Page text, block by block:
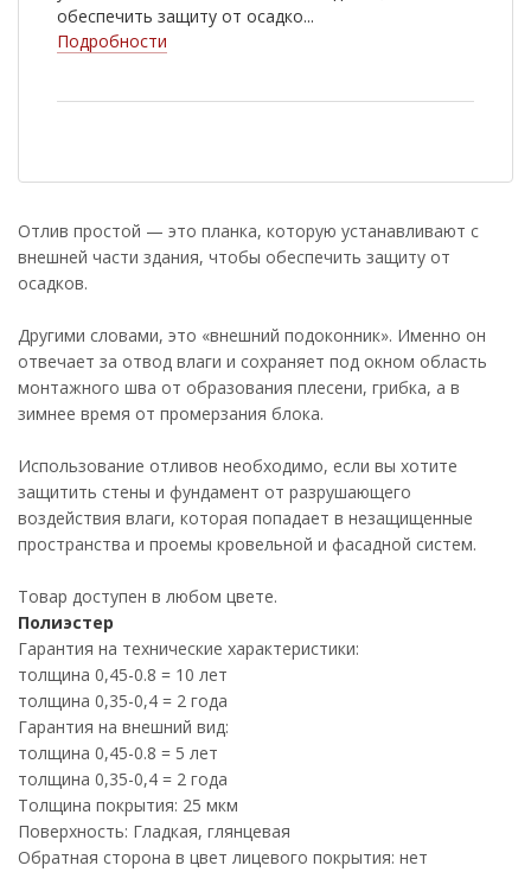
обеспечить защиту от осадко...
Подробности
Отлив простой — это планка, которую устанавливают с
внешней части здания, чтобы обеспечить защиту от
осадков.
Другими словами, это «внешний подоконник». Именно он
отвечает за отвод влаги и сохраняет под окном область
монтажного шва от образования плесени, грибка, а в
зимнее время от промерзания блока.
Использование отливов необходимо, если вы хотите
защитить стены и фундамент от разрушающего
воздействия влаги, которая попадает в незащищенные
пространства и проемы кровельной и фасадной систем.
Товар доступен в любом цвете.
Полиэстер
Гарантия на технические характеристики:
толщина 0,45-0.8 = 10 лет
толщина 0,35-0,4 = 2 года
Гарантия на внешний вид:
толщина 0,45-0.8 = 5 лет
толщина 0,35-0,4 = 2 года
Толщина покрытия: 25 мкм
Поверхность: Гладкая, глянцевая
Обратная сторона в цвет лицевого покрытия: нет